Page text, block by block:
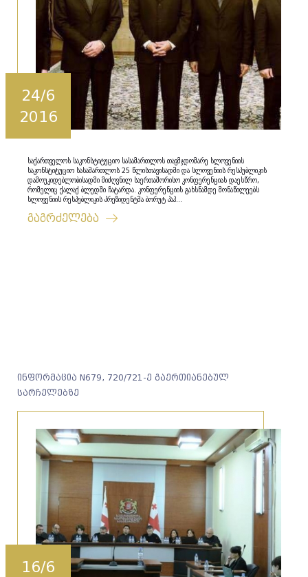
24/6
2016
საქართველოს საკონსტიტუციო სასამართლოს თავმჯდომარე სლოვენიის
საკონსტიტუციო სასამართლოს 25 წლისთავისადმი და სლოვენიის რესპუბლიკის
დამოუკიდებლობისადმი მიძღვნილ საერთაშორისო კონფერენციას დაესწრო,
რომელიც ქალაქ ბლედში ჩატარდა. კონფერენციის გახსნამდე მონაწილეებს
სლოვენიის რესპუბლიკის პრეზიდენტმა ბორუტ პაჰ...
გაგრძელება
ინფორმაცია N679, 720/721-ე გაერთიანებულ
სარჩელებზე
16/6